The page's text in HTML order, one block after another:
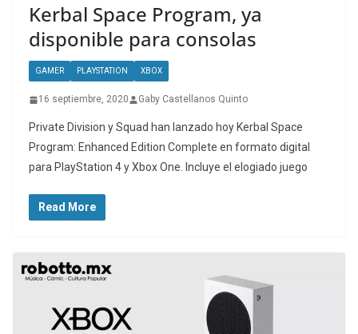
Kerbal Space Program, ya
disponible para consolas
GAMER PLAYSTATION XBOX
16 septiembre, 2020 Gaby Castellanos Quinto
Private Division y Squad han lanzado hoy Kerbal Space
Program: Enhanced Edition Complete en formato digital
para PlayStation 4 y Xbox One. Incluye el elogiado juego
Read More